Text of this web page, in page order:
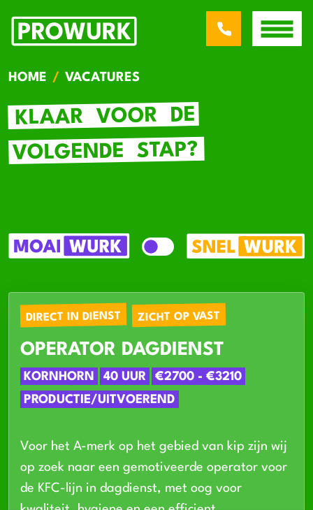
HOME VACATURES
KLAAR VOOR DE
VOLGENDE STAP?
DIRECT IN DIENST ZICHT OP VAST
OPERATOR DAGDIENST
KORNHORN 40 UUR
€2700 - €3210
PRODUCTIE/UITVOEREND
Voor het A-merk op het gebied van kip zijn wij
op zoek naar een gemotiveerde operator voor
de KFC-lijn in dagdienst, met oog voor